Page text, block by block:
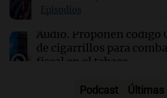
Newell’s despidió a Jorge
bandera a media asta en
Episodios
Audio. Proponen código
de cigarrillos para
fiscal en el tabaco
Podcast Últimas